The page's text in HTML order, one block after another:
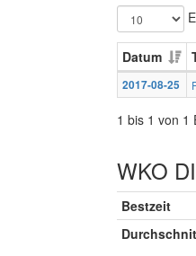
Datum
2017-08-25
1 bis 1 von 1
WKO
Bestzeit